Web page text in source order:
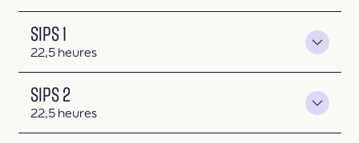
SIPS 1
Durée
22,5 heures
SIPS 2
Durée
22,5 heures